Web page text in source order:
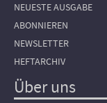
NEUESTE AUSGABE
ABONNIEREN
NEWSLETTER
HEFTARCHIV
Über uns